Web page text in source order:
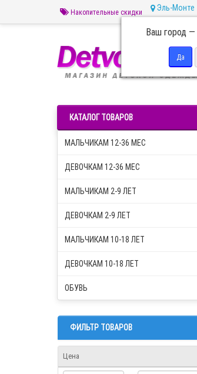
Накопительные скидки Эль-Монте
Ваш город —
КАТАЛОГ ТОВАРОВ
МАЛЬЧИКАМ 12-36 МЕС
ДЕВОЧКАМ 12-36 МЕС
МАЛЬЧИКАМ 2-9 ЛЕТ
ДЕВОЧКАМ 2-9 ЛЕТ
МАЛЬЧИКАМ 10-18 ЛЕТ
ДЕВОЧКАМ 10-18 ЛЕТ
ОБУВЬ
ФИЛЬТР ТОВАРОВ
Цена